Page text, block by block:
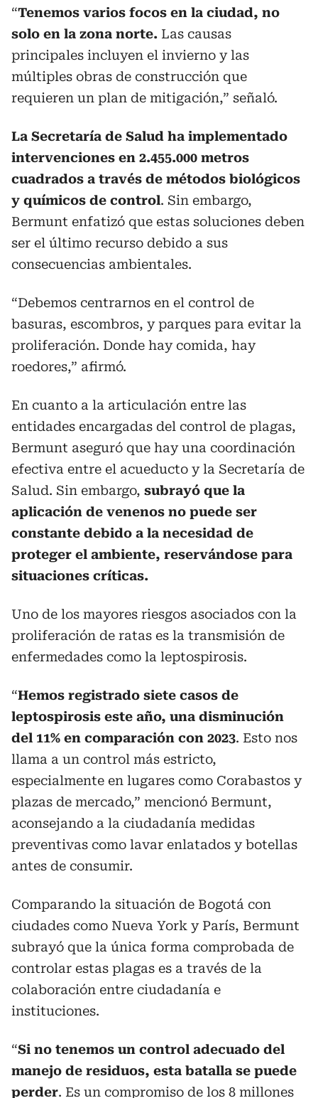
“Tenemos varios focos en la ciudad, no
solo en la zona norte. Las causas
principales incluyen el invierno y las
múltiples obras de construcción que
requieren un plan de mitigación,” señaló.
La Secretaría de Salud ha implementado
intervenciones en 2.455.000 metros
cuadrados a través de métodos biológicos
y químicos de control. Sin embargo,
Bermunt enfatizó que estas soluciones deben
ser el último recurso debido a sus
consecuencias ambientales.
“Debemos centrarnos en el control de
basuras, escombros, y parques para evitar la
proliferación. Donde hay comida, hay
roedores,” afirmó.
En cuanto a la articulación entre las
entidades encargadas del control de plagas,
Bermunt aseguró que hay una coordinación
efectiva entre el acueducto y la Secretaría de
Salud. Sin embargo, subrayó que la
aplicación de venenos no puede ser
constante debido a la necesidad de
proteger el ambiente, reservándose para
situaciones críticas.
Uno de los mayores riesgos asociados con la
proliferación de ratas es la transmisión de
enfermedades como la leptospirosis.
“Hemos registrado siete casos de
leptospirosis este año, una disminución
del 11% en comparación con 2023. Esto nos
llama a un control más estricto,
especialmente en lugares como Corabastos y
plazas de mercado,” mencionó Bermunt,
aconsejando a la ciudadanía medidas
preventivas como lavar enlatados y botellas
antes de consumir.
Comparando la situación de Bogotá con
ciudades como Nueva York y París, Bermunt
subrayó que la única forma comprobada de
controlar estas plagas es a través de la
colaboración entre ciudadanía e
instituciones.
“Si no tenemos un control adecuado del
manejo de residuos, esta batalla se puede
perder. Es un compromiso de los 8 millones